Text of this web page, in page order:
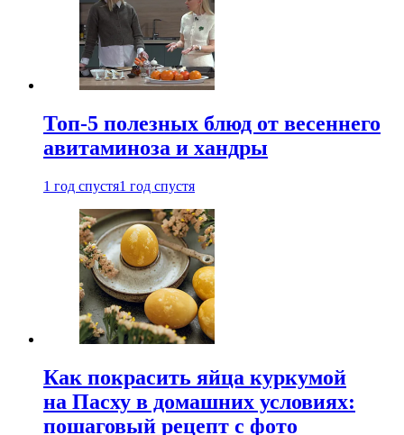
Топ-5 полезных блюд от весеннего
авитаминоза и хандры
1 год спустя1 год спустя
Как покрасить яйца куркумой
на Пасху в домашних условиях:
пошаговый рецепт с фото